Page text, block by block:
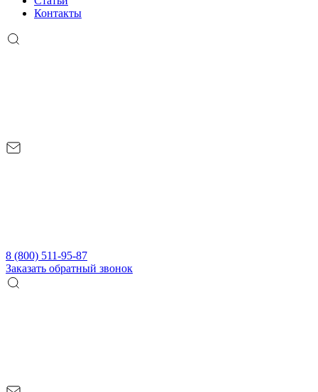
Контакты
8 (800) 511-95-87
Заказать обратный звонок